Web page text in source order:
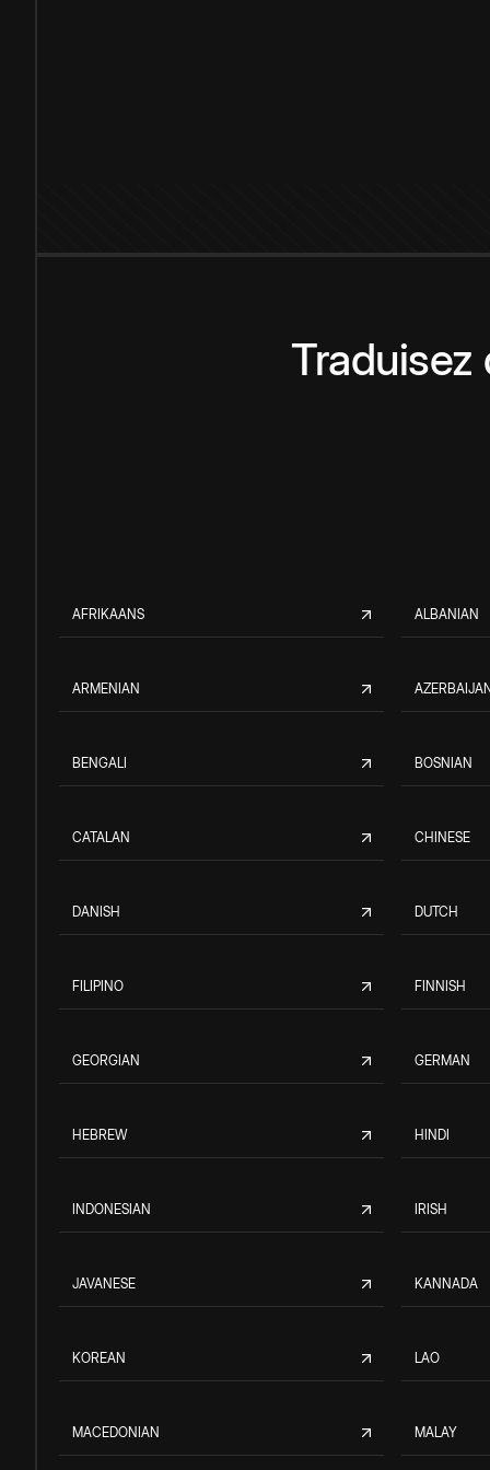
Traduisez
AFRIKAANS ALBANIAN
ARMENIAN AZERBAIJANI
BENGALI BOSNIAN
CATALAN CHINESE
DANISH DUTCH
FILIPINO FINNISH
GEORGIAN GERMAN
HEBREW HINDI
INDONESIAN IRISH
JAVANESE KANNADA
KOREAN LAO
MACEDONIAN MALAY